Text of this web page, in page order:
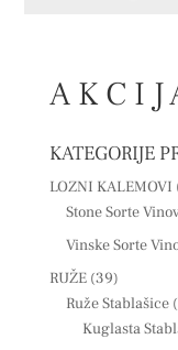
A K C I J
KATEGORIJE
LOZNI KALEMOVI
Stone Sorte
Vinske Sorte
RUŽE (39)
Ruže Stablašice
Kuglasta